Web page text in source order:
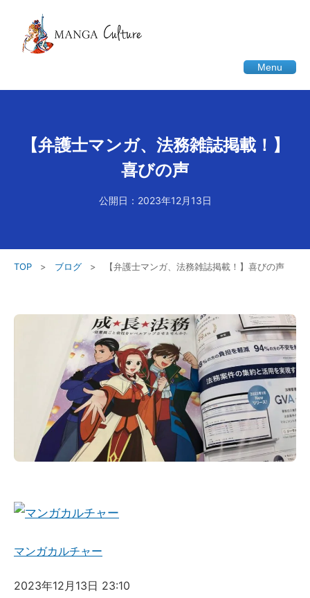
Menu
【弁護士マンガ、法務雑誌掲載！】
喜びの声
公開日：2023年12月13日
TOP > ブログ > 【弁護士マンガ、法務雑誌掲載！】喜びの声
マンガカルチャー
2023年12月13日 23:10